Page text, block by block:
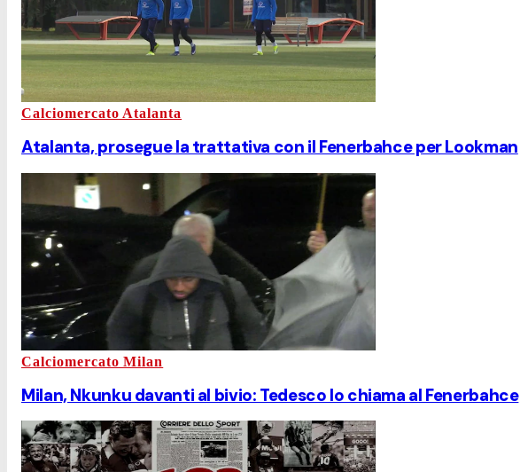
Calciomercato Atalanta
Atalanta, prosegue la trattativa con il Fenerbahce per Lookman
Calciomercato Milan
Milan, Nkunku davanti al bivio: Tedesco lo chiama al Fenerbahce